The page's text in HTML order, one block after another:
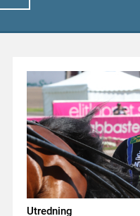
Utredning